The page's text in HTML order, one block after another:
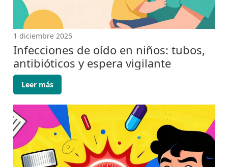
1 diciembre 2025
Infecciones de oído en niños: tubos,
antibióticos y espera vigilante
Leer más